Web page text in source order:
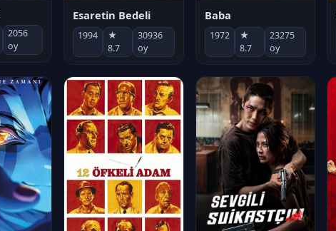
2056
oy
Esaretin Bedeli
1994
★
8.7
30936
oy
Baba
1972
★
8.7
23275
oy